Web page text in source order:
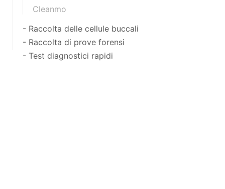
Cleanmo
- Raccolta delle cellule buccali
- Raccolta di prove forensi
- Test diagnostici rapidi